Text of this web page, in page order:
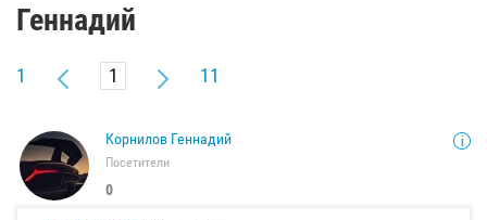
Геннадий
1 11
Корнилов Геннадий
Посетители
0